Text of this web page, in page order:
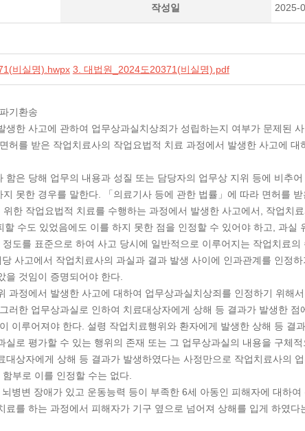
작성일 2025-
비실명).hwpx 3. 대법원_2024도20371(비실명).pdf
기환송
생한 사고에 관하여 업무상과실치상죄가 성립하는지 여부가 문제된
를 받은 작업치료사의 작업요법적 치료 과정에서 발생한 사고에 대
함은 당해 업무의 내용과 성질 또는 담당자의 업무상 지위 등에 비추
못한 경우를 말한다. 「의료기사 등에 관한 법률」에 따라 면허를
한 작업요법적 치료를 수행하는 과정에서 발생한 사고에서, 작업치
수도 있었음에도 이를 하지 못한 점을 인정할 수 있어야 하고, 과실
도를 표준으로 하여 사고 당시에 일반적으로 이루어지는 작업치료
사고에서 작업치료사의 과실과 결과 발생 사이에 인과관계를 인정
을 것임이 증명되어야 한다.
과정에서 발생한 사고에 대하여 업무상과실치상죄를 인정하기 위해
러한 업무상과실로 인하여 치료대상자에게 상해 등 결과가 발생한
이루어져야 한다. 설령 작업치료행위와 환자에게 발생한 상해 등 결
실로 평가할 수 있는 행위의 존재 또는 그 업무상과실의 내용을 구체
대상자에게 상해 등 결과가 발생하였다는 사정만으로 작업치료사의
부로 이를 인정할 수는 없다.
병변 장애가 있고 운동능력 등이 부족한 6세 아동인 피해자에 대하
료를 하는 과정에서 피해자가 기구 옆으로 넘어져 상해를 입게 하였다